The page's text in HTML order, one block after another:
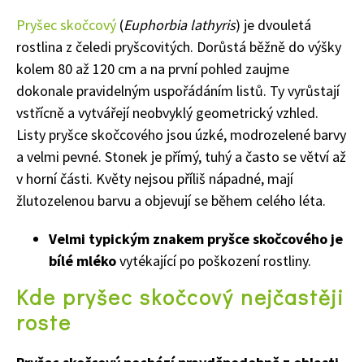
Pryšec skočcový (Euphorbia lathyris) je dvouletá
rostlina z čeledi pryšcovitých. Dorůstá běžně do výšky
kolem 80 až 120 cm a na první pohled zaujme
dokonale pravidelným uspořádáním listů. Ty vyrůstají
vstřícně a vytvářejí neobvyklý geometrický vzhled.
Listy pryšce skočcového jsou úzké, modrozelené barvy
a velmi pevné. Stonek je přímý, tuhý a často se větví až
v horní části. Květy nejsou příliš nápadné, mají
žlutozelenou barvu a objevují se během celého léta.
Velmi typickým znakem pryšce skočcového je
bílé mlékovytékající po poškození rostliny.
Kde pryšec skočcový nejčastěji
roste